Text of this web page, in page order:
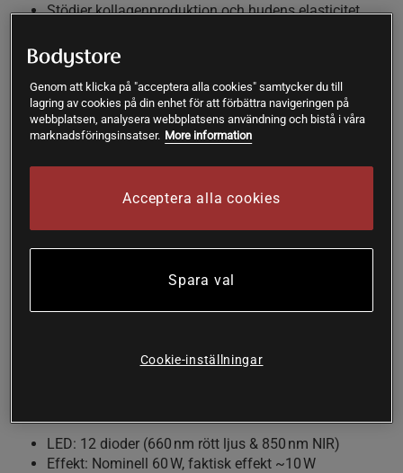
Stödjer kollagenproduktion och hudens elasticitet
inflammation och skador
Portabel, trådlös design med inbyggt batteri och
bekvämt handtag
Två kraftfulla våglängder: 660 nm rött & 850 nm nära
infrarött ljus
The Robin Gen 2 är en avancerad och lättanvänd
kombinerar två välbeprövade våglängder – 660 nm för ytlig
blodcirkulationen, vilket kan bidra till förbättrad hudstruktur,
och uppladdningsbart batteri gör den idealisk för både
LED: 12 dioder (660 nm rött ljus & 850 nm NIR)
Effekt: Nominell 60 W, faktisk effekt ~10 W
Genom att klicka på "acceptera alla cookies" samtycker du till
lagring av cookies på din enhet för att förbättra navigeringen på
webbplatsen, analysera webbplatsens användning och bistå i våra
marknadsföringsinsatser. More information
Acceptera alla cookies
Spara val
Cookie-inställningar